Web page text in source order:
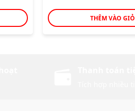
107,000 ₫.
THÊM VÀO GIỎ